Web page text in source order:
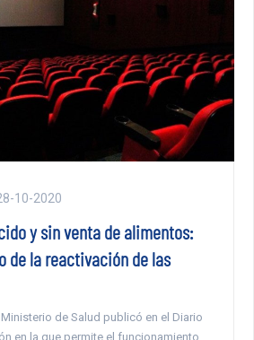
10-2020
y sin venta de alimentos:
de la reactivación de las
de Salud publicó en el Diario
en la que permite el funcionamiento